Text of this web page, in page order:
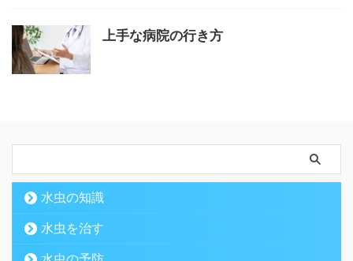
上手な病院の行き方
水虫の知識
水虫を治す